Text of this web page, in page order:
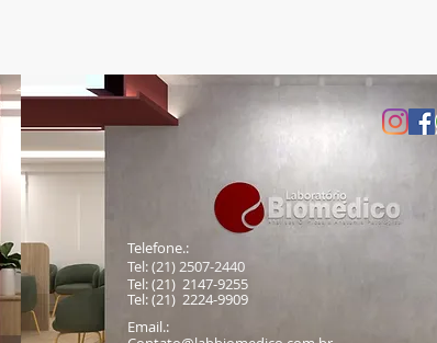
Tel: (21) 2507-2440
Telefone.:
Tel: (21) 2147-9255
Tel: (21) 2224-9909
Email.: